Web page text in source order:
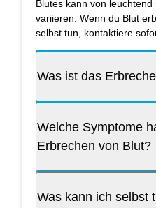
Blutes kann von
variieren. Wenn du Blut
selbst tun, kontaktiere
Was ist das
Welche Symptome
Erbrechen von Blut?
Was kann ich selbst